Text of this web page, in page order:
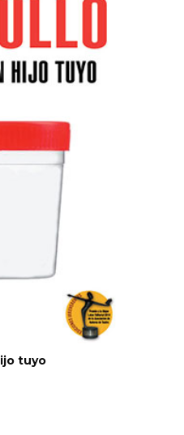
tuyo